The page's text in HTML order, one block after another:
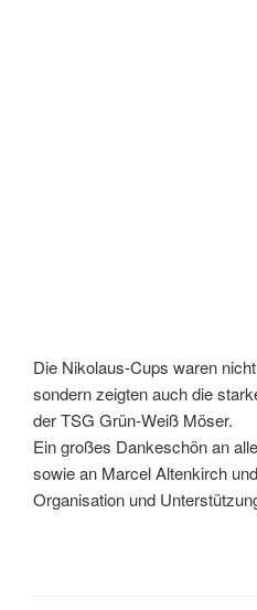
Die Nikolaus-Cups waren
sondern zeigten auch die
der TSG Grün-Weiß Möser.
Ein großes Dankeschön an
sowie an Marcel Altenkirch
Organisation und